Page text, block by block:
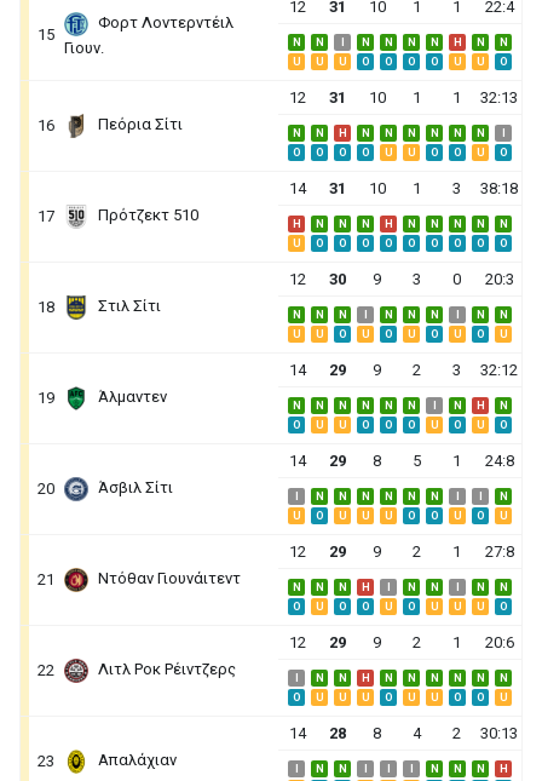
15
Φορτ Λοντερντέιλ
Γιουν.
12 31 10 1 1 22:4
N N N N N N H N
N
U
U U O O O O U U O
16 Πεόρια Σίτι
12 31 10 1 1 32:13
N N H N N N N N N
O
O O O U U O O U O
17 Πρότζεκτ 510
14 31 10 1 3 38:18
H N N N H N N N N
N
U
O O O O O O O O O
18 Στιλ Σίτι
12 30 9 3 0 20:3
N N N N N N N
N
U
U O U O U O U O U
19 Άλμαντεν
14 29 9 2 3 32:12
N N N N N N N H
N
O
U U O O O U O U O
20 Άσβιλ Σίτι
14 29 8 5 1 24:8
N N N N N N
N
U
O U U U O O U O U
21 Ντόθαν Γιουνάιτεντ
12 29 9 2 1 27:8
N N N H N N N
N
O
U O O U O U U U O
22 Λιτλ Ροκ Ρέιντζερς
12 29 9 2 1 20:6
N N H N N N N N
N
O
U U U O U U O O U
23 Απαλάχιαν
14 28 8 4 2 30:13
N N N N N
H